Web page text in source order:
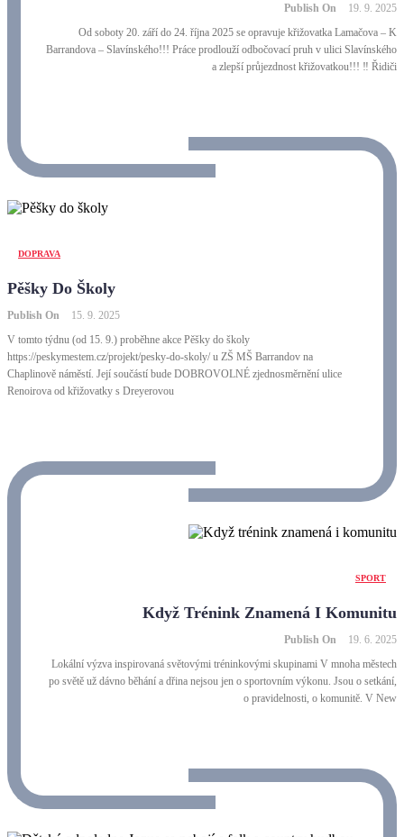
Publish On
19. 9. 2025
Od soboty 20. září do 24. října 2025 se opravuje křižovatka Lamačova – K
Barrandova – Slavínského!!! Práce prodlouží odbočovací pruh v ulici Slavínského
a zlepší průjezdnost křižovatkou!!! ‼️ Řidiči
DOPRAVA
Pěšky Do Školy
Publish On
15. 9. 2025
V tomto týdnu (od 15. 9.) proběhne akce Pěšky do školy
https://peskymestem.cz/projekt/pesky-do-skoly/ u ZŠ MŠ Barrandov na
Chaplinově náměstí. Její součástí bude DOBROVOLNÉ zjednosměrnění ulice
Renoirova od křižovatky s Dreyerovou
SPORT
Když Trénink Znamená I Komunitu
Publish On
19. 6. 2025
Lokální výzva inspirovaná světovými tréninkovými skupinami V mnoha městech
po světě už dávno běhání a dřina nejsou jen o sportovním výkonu. Jsou o setkání,
o pravidelnosti, o komunitě. V New